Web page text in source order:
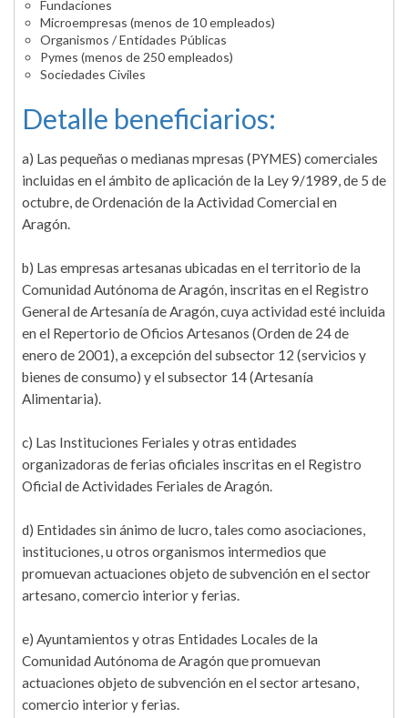
Fundaciones
Microempresas (menos de 10 empleados)
Organismos / Entidades Públicas
Pymes (menos de 250 empleados)
Sociedades Civiles
Detalle beneficiarios:
a) Las pequeñas o medianas mpresas (PYMES) comerciales
incluidas en el ámbito de aplicación de la Ley 9/1989, de 5 de
octubre, de Ordenación de la Actividad Comercial en
Aragón.
b) Las empresas artesanas ubicadas en el territorio de la
Comunidad Autónoma de Aragón, inscritas en el Registro
General de Artesanía de Aragón, cuya actividad esté incluida
en el Repertorio de Oficios Artesanos (Orden de 24 de
enero de 2001), a excepción del subsector 12 (servicios y
bienes de consumo) y el subsector 14 (Artesanía
Alimentaria).
c) Las Instituciones Feriales y otras entidades
organizadoras de ferias oficiales inscritas en el Registro
Oficial de Actividades Feriales de Aragón.
d) Entidades sin ánimo de lucro, tales como asociaciones,
instituciones, u otros organismos intermedios que
promuevan actuaciones objeto de subvención en el sector
artesano, comercio interior y ferias.
e) Ayuntamientos y otras Entidades Locales de la
Comunidad Autónoma de Aragón que promuevan
actuaciones objeto de subvención en el sector artesano,
comercio interior y ferias.